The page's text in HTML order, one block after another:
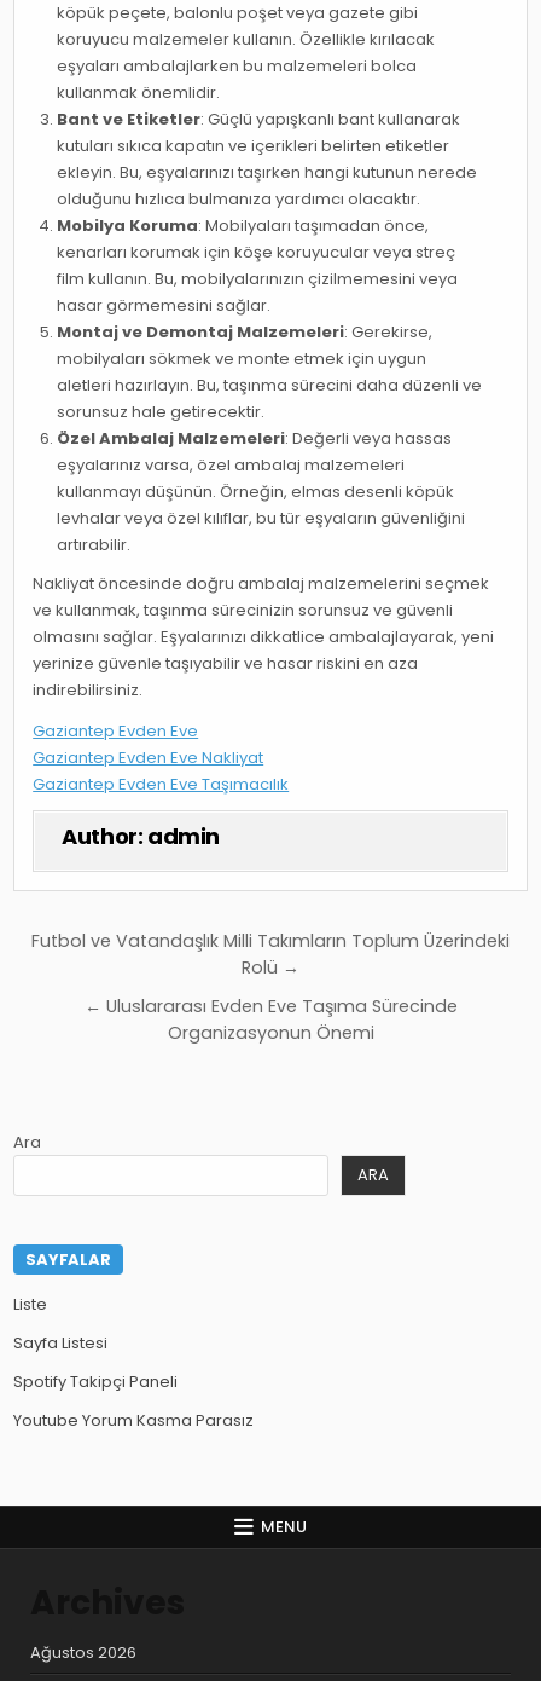
köpük peçete, balonlu poşet veya gazete gibi
koruyucu malzemeler kullanın. Özellikle kırılacak
eşyaları ambalajlarken bu malzemeleri bolca
kullanmak önemlidir.
Bant ve Etiketler: Güçlü yapışkanlı bant kullanarak
kutuları sıkıca kapatın ve içerikleri belirten etiketler
ekleyin. Bu, eşyalarınızı taşırken hangi kutunun nerede
olduğunu hızlıca bulmanıza yardımcı olacaktır.
Mobilya Koruma: Mobilyaları taşımadan önce,
kenarları korumak için köşe koruyucular veya streç
film kullanın. Bu, mobilyalarınızın çizilmemesini veya
hasar görmemesini sağlar.
Montaj ve Demontaj Malzemeleri: Gerekirse,
mobilyaları sökmek ve monte etmek için uygun
aletleri hazırlayın. Bu, taşınma sürecini daha düzenli ve
sorunsuz hale getirecektir.
Özel Ambalaj Malzemeleri: Değerli veya hassas
eşyalarınız varsa, özel ambalaj malzemeleri
kullanmayı düşünün. Örneğin, elmas desenli köpük
levhalar veya özel kılıflar, bu tür eşyaların güvenliğini
artırabilir.
Nakliyat öncesinde doğru ambalaj malzemelerini seçmek
ve kullanmak, taşınma sürecinizin sorunsuz ve güvenli
olmasını sağlar. Eşyalarınızı dikkatlice ambalajlayarak, yeni
yerinize güvenle taşıyabilir ve hasar riskini en aza
indirebilirsiniz.
Gaziantep Evden Eve
Gaziantep Evden Eve Nakliyat
Gaziantep Evden Eve Taşımacılık
Author: admin
Yazı
Futbol ve Vatandaşlık Milli Takımların Toplum Üzerindeki
Rolü →
← Uluslararası Evden Eve Taşıma Sürecinde
Organizasyonun Önemi
Ara
ARA
SAYFALAR
Liste
Sayfa Listesi
Spotify Takipçi Paneli
Youtube Yorum Kasma Parasız
MENU
Ağustos 2026